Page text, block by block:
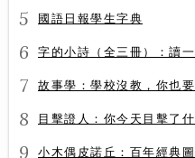
5 國語日報學生字典
6 字的小詩（全三冊）：讀一首詩，交一個字朋友（字字小宇宙+字字看心情+字字有意思）
7 故事學：學校沒教，你也要會的表達力
8 目擊證人：你今天目擊了什麼？
9 小木偶皮諾丘：百年經典圖文全譯版